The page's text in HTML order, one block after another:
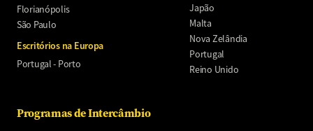
Florianópolis
São Paulo
Escritórios na Europa
Portugal - Porto
Japão
Malta
Nova Zelândia
Portugal
Reino Unido
Programas de Intercâmbio